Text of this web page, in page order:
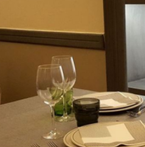
RISTORANTE LE COLONNE
Nei dintorni di Lucca